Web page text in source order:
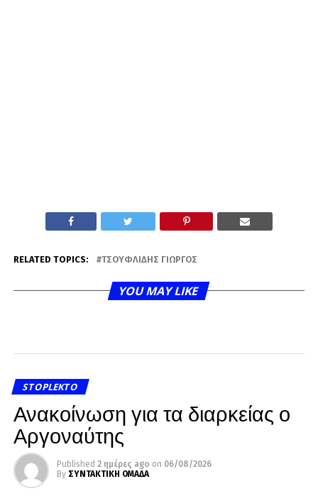
RELATED TOPICS: ΤΣΟΥΦΛΊΔΗΣ ΓΙΏΡΓΟΣ
YOU MAY LIKE
STOPLEKTO
Ανακοίνωση για τα διαρκείας ο
Αργοναύτης
Published 2 ημέρες ago on 06/08/2026
By ΣΥΝΤΑΚΤΙΚΗ ΟΜΑΔΑ